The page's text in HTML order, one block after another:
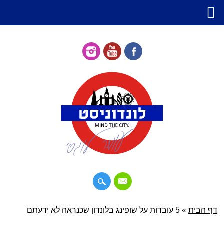
תפריט ראשי
דילוג
דף הבית »5 עובדות על שופינג בלונדון שכנראה לא ידעתם